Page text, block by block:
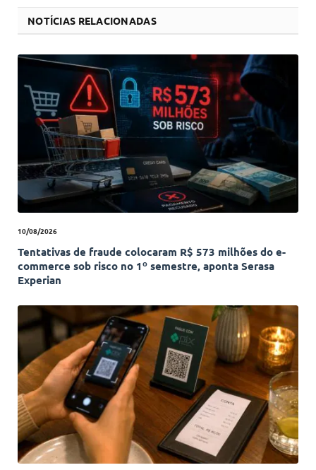
NOTÍCIAS RELACIONADAS
10/08/2026
Tentativas de fraude colocaram R$ 573 milhões do e-
commerce sob risco no 1º semestre, aponta Serasa
Experian